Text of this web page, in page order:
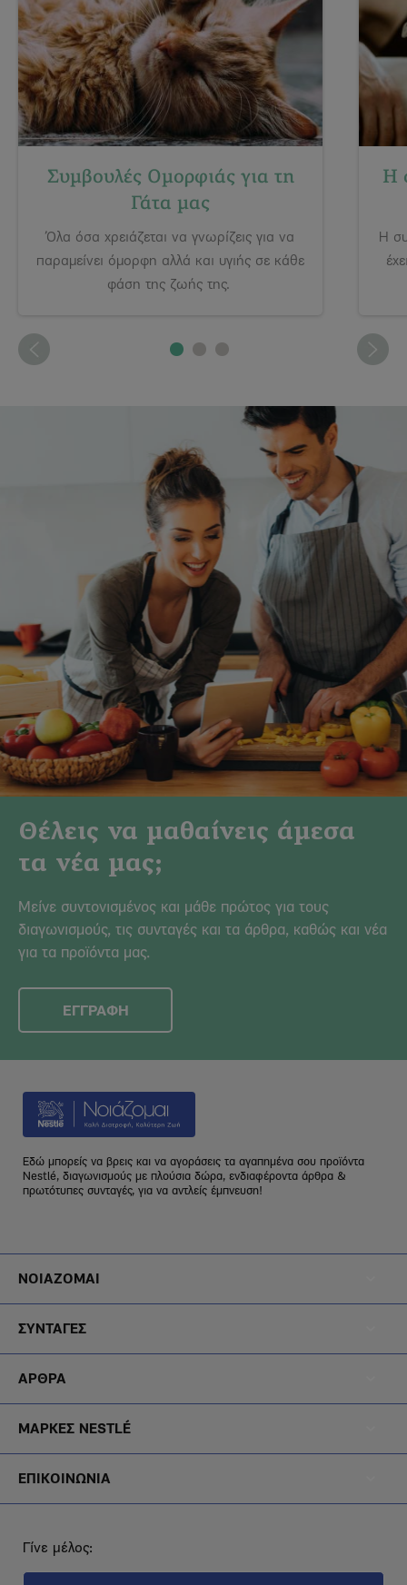
Συμβουλές Ομορφιάς για τη
Γάτα μας
Όλα όσα χρειάζεται να γνωρίζεις για να
παραμείνει όμορφη αλλά και υγιής σε κάθε
φάση της ζωής της.
Η
Η
Θέλεις να μαθαίνεις άμεσα
τα νέα μας;
Μείνε συντονισμένος και μάθε πρώτος για τους
διαγωνισμούς, τις συνταγές και τα άρθρα, καθώς και νέα
για τα προϊόντα μας.
ΕΓΓΡΑΦΗ
Εδώ μπορείς να βρεις και να αγοράσεις τα αγαπημένα σου προϊόντα
Nestlé, διαγωνισμούς με πλούσια δώρα, ενδιαφέροντα άρθρα &
πρωτότυπες συνταγές, για να αντλείς έμπνευση!
ΝΟΙΑΖΟΜΑΙ
ΣΥΝΤΑΓΕΣ
ΑΡΘΡΑ
ΜΑΡΚΕΣ NESTLÉ
ΕΠΙΚΟΙΝΩΝΙΑ
Γίνε μέλος: